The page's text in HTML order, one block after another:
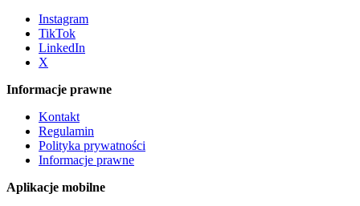
Instagram
TikTok
LinkedIn
X
Informacje prawne
Kontakt
Regulamin
Polityka prywatności
Informacje prawne
Aplikacje mobilne